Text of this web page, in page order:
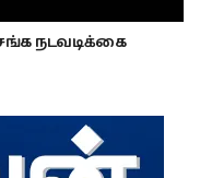
நடவடிக்கை